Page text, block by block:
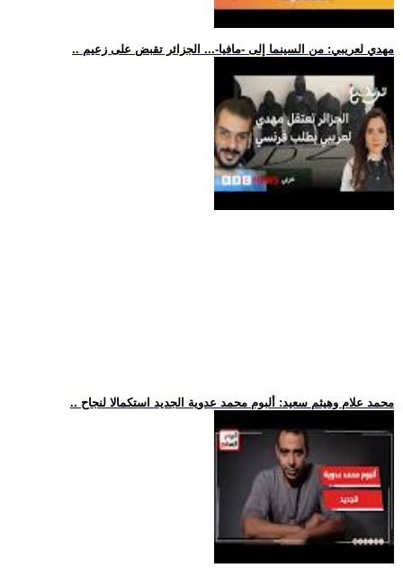
.. مهدي لعريبي: من السينما إلى -مافيا-... الجزائر تقبض على زعيم
.. محمد علام وهيثم سعيد: ألبوم محمد عدوية الجديد استكمالا لنجاح